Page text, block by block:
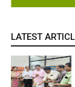
LATEST